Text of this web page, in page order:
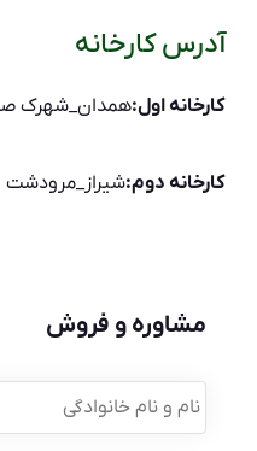
آدرس کارخانه
کارخانه اول:همدان_شهرک
کارخانه دوم:شیراز_مرودشت
مشاوره و فروش
نام
و
نام